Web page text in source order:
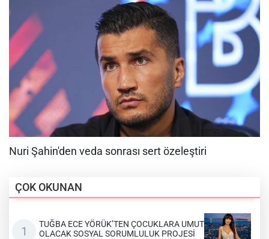
ÇOK OKUNAN
TUĞBA ECE YÖRÜK’TEN ÇOCUKLARA UMUT
OLACAK SOSYAL SORUMLULUK PROJESİ